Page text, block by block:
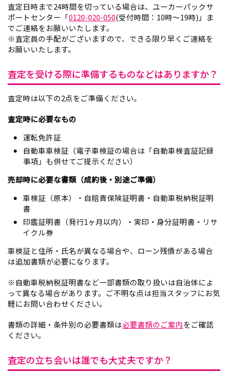
査定日時まで24時間を切っている場合は、ユーカーパックサ
ポートセンター「0120-020-050(受付時間：10時～19時)」ま
でご連絡をお願いいたします。
※査定員の手配がございますので、できる限り早くご連絡を
お願いいたします。
査定を受ける際に準備するものなどはありますか？
査定時は以下の2点をご準備ください。
査定時に必要なもの
運転免許証
自動車車検証（電子車検証の場合は「自動車検査証記録
事項」も併せてご提示ください）
売却時に必要な書類（成約後・別途ご準備）
車検証（原本）・自賠責保険証明書・自動車税納税証明
書
印鑑証明書（発行1ヶ月以内）・実印・身分証明書・リサ
イクル券
車検証と住所・氏名が異なる場合や、ローン残債がある場合
は追加書類が必要になります。
※自動車税納税証明書など一部書類の取り扱いは自治体によ
って異なる場合があります。ご不明な点は担当スタッフにお気
軽にお問い合わせください。
書類の詳細・条件別の必要書類は必要書類のご案内をご確認
ください。
査定の立ち会いは誰でも大丈夫ですか？